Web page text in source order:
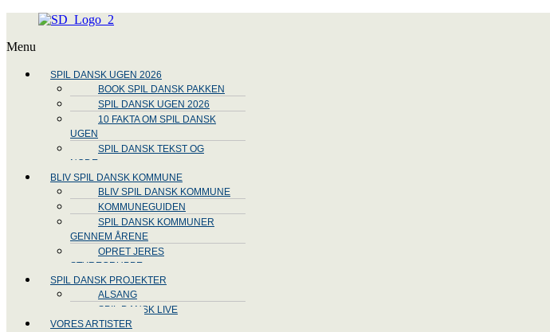
Menu
SPIL DANSK UGEN 2026
BOOK SPIL DANSK PAKKEN
SPIL DANSK UGEN 2026
10 FAKTA OM SPIL DANSK
UGEN
SPIL DANSK TEKST OG
NODE
BLIV SPIL DANSK KOMMUNE
BLIV SPIL DANSK KOMMUNE
KOMMUNEGUIDEN
SPIL DANSK KOMMUNER
GENNEM ÅRENE
OPRET JERES
STYREGRUPPE
SPIL DANSK PROJEKTER
ALSANG
SPIL DANSK LIVE
VORES ARTISTER